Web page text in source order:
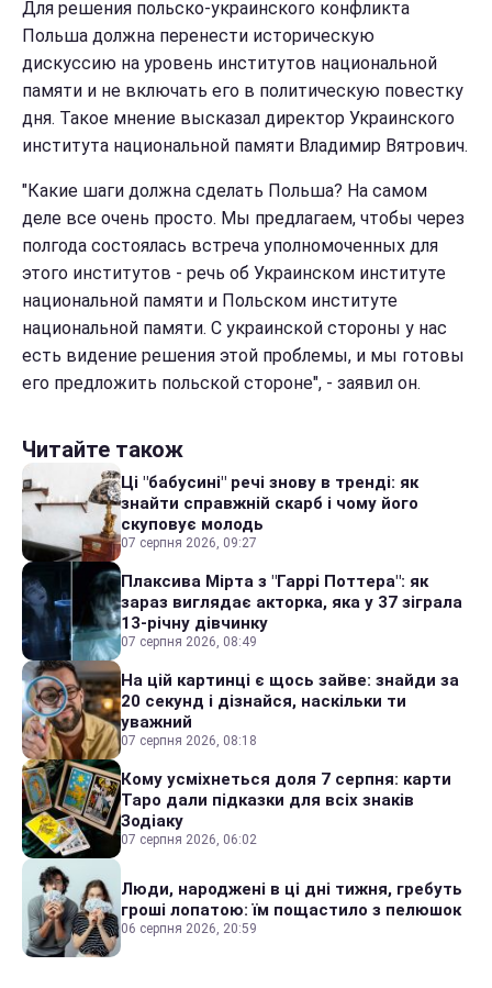
Для решения польско-украинского конфликта
Польша должна перенести историческую
дискуссию на уровень институтов национальной
памяти и не включать его в политическую повестку
дня. Такое мнение высказал директор Украинского
института национальной памяти Владимир Вятрович.
"Какие шаги должна сделать Польша? На самом
деле все очень просто. Мы предлагаем, чтобы через
полгода состоялась встреча уполномоченных для
этого институтов - речь об Украинском институте
национальной памяти и Польском институте
национальной памяти. С украинской стороны у нас
есть видение решения этой проблемы, и мы готовы
его предложить польской стороне", - заявил он.
Читайте також
Ці "бабусині" речі знову в тренді: як
знайти справжній скарб і чому його
скуповує молодь
07 серпня 2026, 09:27
Плаксива Мірта з "Гаррі Поттера": як
зараз виглядає акторка, яка у 37 зіграла
13-річну дівчинку
07 серпня 2026, 08:49
На цій картинці є щось зайве: знайди за
20 секунд і дізнайся, наскільки ти
уважний
07 серпня 2026, 08:18
Кому усміхнеться доля 7 серпня: карти
Таро дали підказки для всіх знаків
Зодіаку
07 серпня 2026, 06:02
Люди, народжені в ці дні тижня, гребуть
гроші лопатою: їм пощастило з пелюшок
06 серпня 2026, 20:59